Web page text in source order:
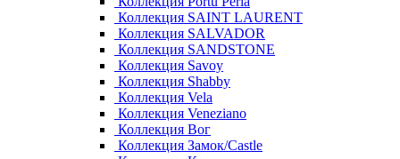
Коллекция SAINT LAURENT
Коллекция SALVADOR
Коллекция SANDSTONE
Коллекция Savoy
Коллекция Shabby
Коллекция Vela
Коллекция Veneziano
Коллекция Вог
Коллекция Замок/Castle